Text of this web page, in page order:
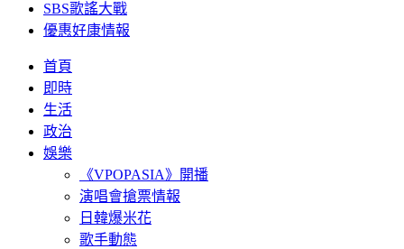
SBS歌謠大戰
優惠好康情報
首頁
即時
生活
政治
娛樂
《VPOPASIA》開播
演唱會搶票情報
日韓爆米花
歌手動態